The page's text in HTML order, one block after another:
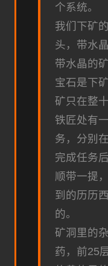
个系统。
我们下矿
头，带水
带水晶的
宝石是下
矿只在整
铁匠处有
务，分别
完成任务
顺带一提
到的历历
的。
矿洞里的
药，前25